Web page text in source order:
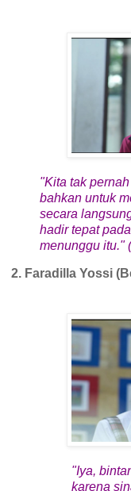
"Kita tak
bahkan untuk
secara
hadir tepat
menunggu itu."
2. Faradilla Yossi
"Iya,
karena